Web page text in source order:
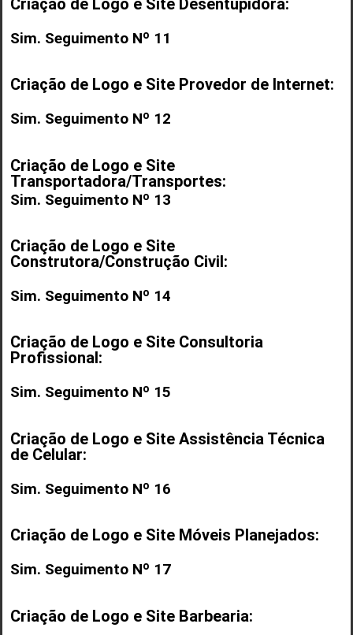
Criação de Logo e Site Desentupidora:
Sim. Seguimento Nº 11
Criação de Logo e Site Provedor de Internet:
Sim. Seguimento Nº 12
Criação de Logo e Site
Transportadora/Transportes:
Sim. Seguimento Nº 13
Criação de Logo e Site
Construtora/Construção Civil:
Sim. Seguimento Nº 14
Criação de Logo e Site Consultoria
Profissional:
Sim. Seguimento Nº 15
Criação de Logo e Site Assistência Técnica
de Celular:
Sim. Seguimento Nº 16
Criação de Logo e Site Móveis Planejados:
Sim. Seguimento Nº 17
Criação de Logo e Site Barbearia: